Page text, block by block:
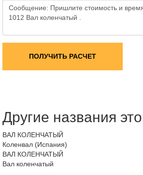
ПОЛУЧИТЬ РАСЧЕТ
Другие названия
ВАЛ КОЛЕНЧАТЫЙ
Коленвал (Испания)
ВАЛ КОЛЕНЧАТЫЙ
Вал коленчатый